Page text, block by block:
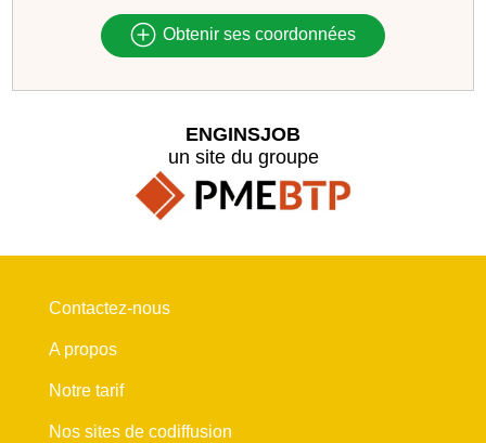
Obtenir ses coordonnées
ENGINSJOB
un site du groupe
Contactez-nous
A propos
Notre tarif
Nos sites de codiffusion